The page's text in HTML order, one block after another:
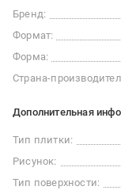
Бренд:
Формат:
Форма:
Страна-
Дополнительная
Тип плитки:
Рисунок:
Тип поверхности: